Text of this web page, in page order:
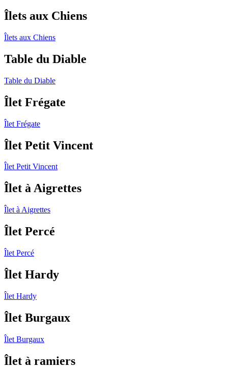
Îlets aux Chiens
Îlets aux Chiens
Table du Diable
Table du Diable
Îlet Frégate
Îlet Frégate
Îlet Petit Vincent
Îlet Petit Vincent
Îlet à Aigrettes
Îlet à Aigrettes
Îlet Percé
Îlet Percé
Îlet Hardy
Îlet Hardy
Îlet Burgaux
Îlet Burgaux
Îlet à ramiers